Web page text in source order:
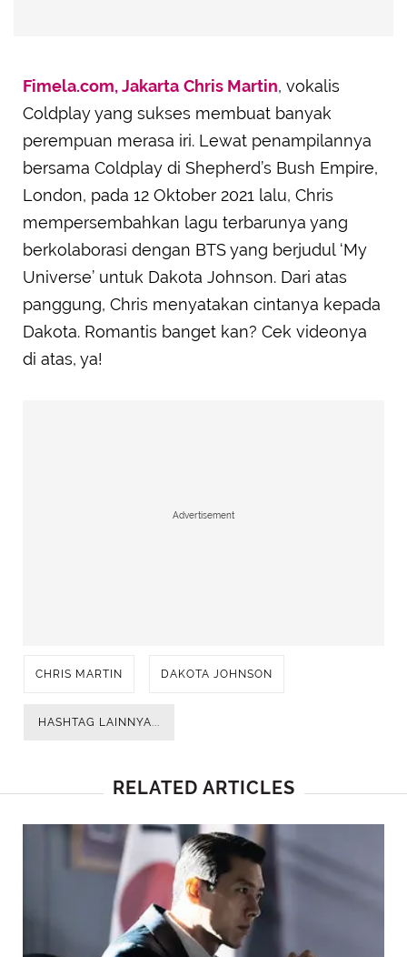
Fimela.com, Jakarta Chris Martin, vokalis
Coldplay yang sukses membuat banyak
perempuan merasa iri. Lewat penampilannya
bersama Coldplay di Shepherd’s Bush Empire,
London, pada 12 Oktober 2021 lalu, Chris
mempersembahkan lagu terbarunya yang
berkolaborasi dengan BTS yang berjudul ‘My
Universe’ untuk Dakota Johnson. Dari atas
panggung, Chris menyatakan cintanya kepada
Dakota. Romantis banget kan? Cek videonya
di atas, ya!
Advertisement
CHRIS MARTIN DAKOTA JOHNSON
HASHTAG LAINNYA...
RELATED ARTICLES